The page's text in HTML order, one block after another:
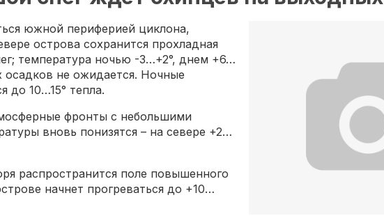
южной периферией циклона,
острова сохранится прохладная
температура ночью -3…+2°, днем +6…
осадков не ожидается. Ночные
до 10…15° тепла.
фронты с небольшими
вновь понизятся – на севере +2…
распространится поле повышенного
начнет прогреваться до +10…